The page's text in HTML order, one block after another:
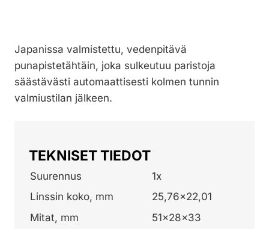
Japanissa valmistettu, vedenpitävä
punapistetähtäin, joka sulkeutuu paristoja
säästävästi automaattisesti kolmen tunnin
valmiustilan jälkeen.
TEKNISET TIEDOT
Suurennus
1x
Linssin koko, mm
25,76×22,01
Mitat, mm
51x28x33